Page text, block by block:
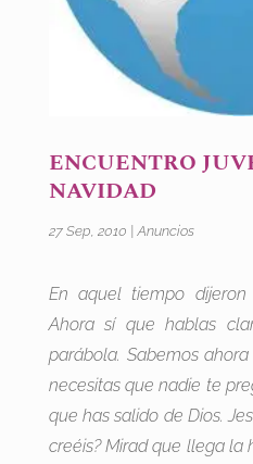
ENCUENTRO
NAVIDAD
27 Sep, 2010 | Anuncios
En aquel tiempo
Ahora sí que hablas
parábola. Sabemos
necesitas que nadie te
que has salido de Dios.
creéis? Mirad que llega la